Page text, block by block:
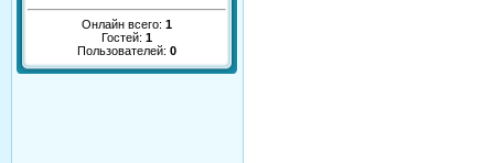
Онлайн всего: 1
Гостей: 1
Пользователей: 0